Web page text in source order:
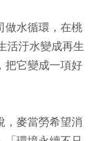
做水循環，在桃
活汙水變成再生
把它變成一項好
，麥當勞希望消